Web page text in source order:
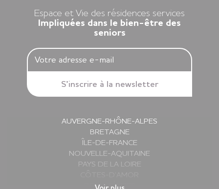
Espace et Vie des résidences services
Impliquées dans le bien-être des
seniors
AUVERGNE-RHÔNE-ALPES
BRETAGNE
ÎLE-DE-FRANCE
NOUVELLE-AQUITAINE
PAYS DE LA LOIRE
DEUX-SÈVRES